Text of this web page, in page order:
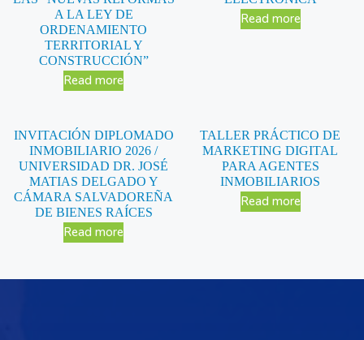
A LA LEY DE
ORDENAMIENTO
TERRITORIAL Y
CONSTRUCCIÓN”
Read more
Read more
INVITACIÓN DIPLOMADO
INMOBILIARIO 2026 /
UNIVERSIDAD DR. JOSÉ
MATIAS DELGADO Y
CÁMARA SALVADOREÑA
DE BIENES RAÍCES
Read more
TALLER PRÁCTICO DE
MARKETING DIGITAL
PARA AGENTES
INMOBILIARIOS
Read more